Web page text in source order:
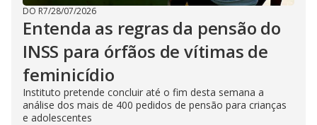
DO R7/28/07/2026
Entenda as regras da pensão do
INSS para órfãos de vítimas de
feminicídio
Instituto pretende concluir até o fim desta semana a
análise dos mais de 400 pedidos de pensão para crianças
e adolescentes